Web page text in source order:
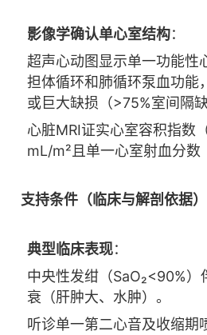
影像学确认单心室结构：
超声心动图显示单一功能性
担体循环和肺循环泵血功能
或巨大缺损（>75%室间隔缺
心脏MRI证实心室容积指数
mL/m²且单一心室射血分数
支持条件（临床与解剖依据）
典型临床表现：
中央性发绀（SaO₂<90%）
衰（肝肿大、水肿）。
听诊单一第二心音及收缩期